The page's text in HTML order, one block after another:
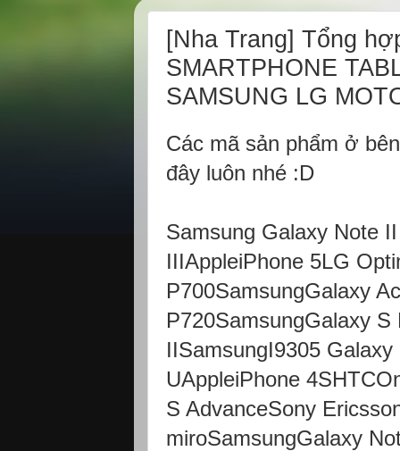
[Nha Trang] Tổng
SMARTPHONE
SAMSUNG LG
Các mã sản phẩm ở
đây luôn nhé :D
Samsung Galaxy Note
IIIAppleiPhone 5LG
P700SamsungGalaxy
P720SamsungGalaxy
IISamsungI9305
UAppleiPhone
S AdvanceSony
miroSamsungGalaxy